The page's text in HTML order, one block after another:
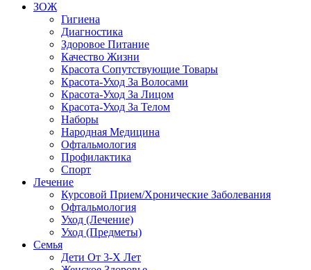
ЗОЖ
Гигиена
Диагностика
Здоровое Питание
Качество Жизни
Красота Сопутствующие Товары
Красота-Уход За Волосами
Красота-Уход За Лицом
Красота-Уход За Телом
Наборы
Народная Медицина
Офтальмология
Профилактика
Спорт
Лечение
Курсовой Прием/Хронические Заболевания
Офтальмология
Уход (Лечение)
Уход (Предметы)
Семья
Дети От 3-Х Лет